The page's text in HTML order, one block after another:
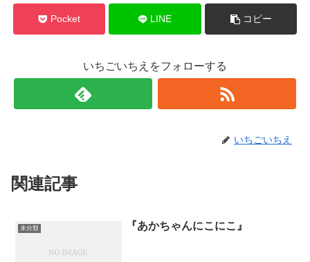
Pocket LINE コピー
いちごいちえをフォローする
いちごいちえ
関連記事
未分類 『あかちゃんにこにこ』